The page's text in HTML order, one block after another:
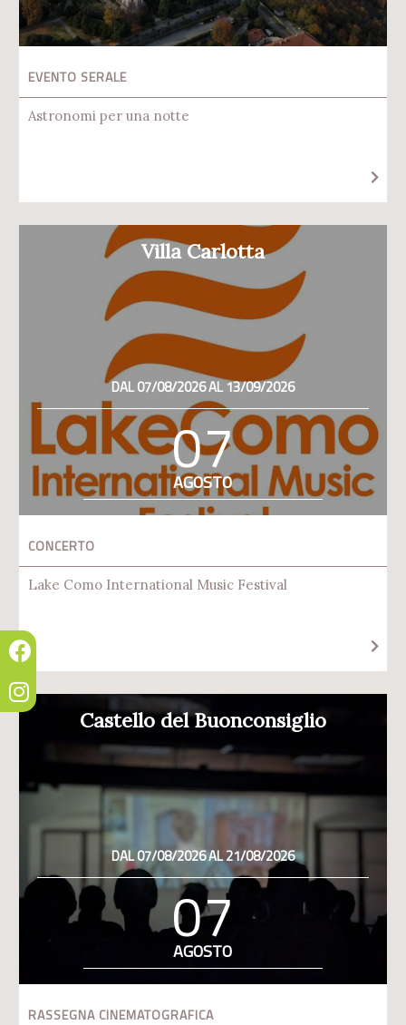
EVENTO SERALE
Astronomi per una notte
Villa Carlotta
DAL 07/08/2026 AL 13/09/2026
07
AGOSTO
CONCERTO
Lake Como International Music Festival
Castello del Buonconsiglio
DAL 07/08/2026 AL 21/08/2026
07
AGOSTO
RASSEGNA CINEMATOGRAFICA